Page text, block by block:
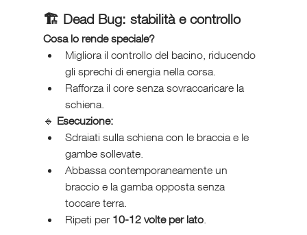
🏗️ Dead Bug: stabilità e controllo
Cosa lo rende speciale?
Migliora il controllo del bacino, riducendo
gli sprechi di energia nella corsa.
Rafforza il core senza sovraccaricare la
schiena.
🔹 Esecuzione:
Sdraiati sulla schiena con le braccia e le
gambe sollevate.
Abbassa contemporaneamente un
braccio e la gamba opposta senza
toccare terra.
Ripeti per 10-12 volte per lato.